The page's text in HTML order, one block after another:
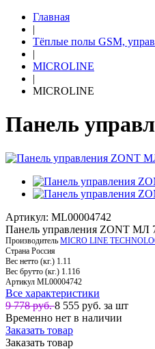
Главная
|
Тёплые полы GSM,
|
MICROLINE
|
MICROLINE
Панель
Артикул: ML00004742
Панель управления ZONT МЛ
Производитель MICRO LINE
Страна Россия
Вес нетто (кг.) 1.11
Вес брутто (кг.) 1.116
Артикул ML00004742
Все характеристики
9 778 руб.8 555 руб. за шт
Временно нет в наличии
Заказать товар
Заказать товар